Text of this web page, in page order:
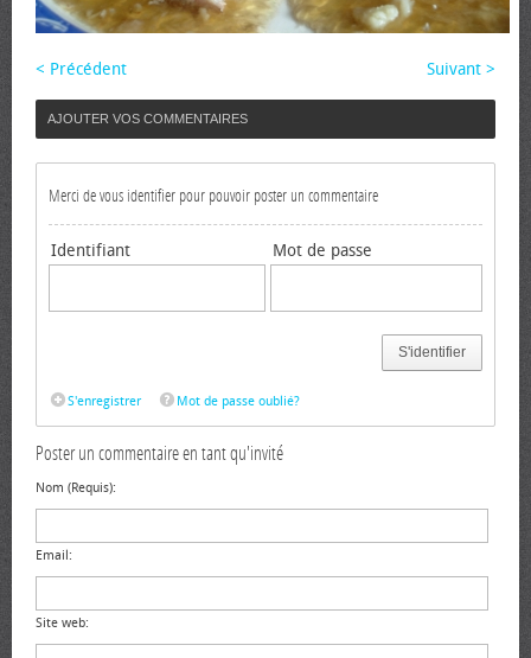
< Précédent Suivant >
AJOUTER VOS COMMENTAIRES
Merci de vous identifier pour pouvoir poster un commentaire
Identifiant Mot de passe
S'identifier
S'enregistrer Mot de passe oublié?
Poster un commentaire en tant qu'invité
Nom (Requis):
Email:
Site web: